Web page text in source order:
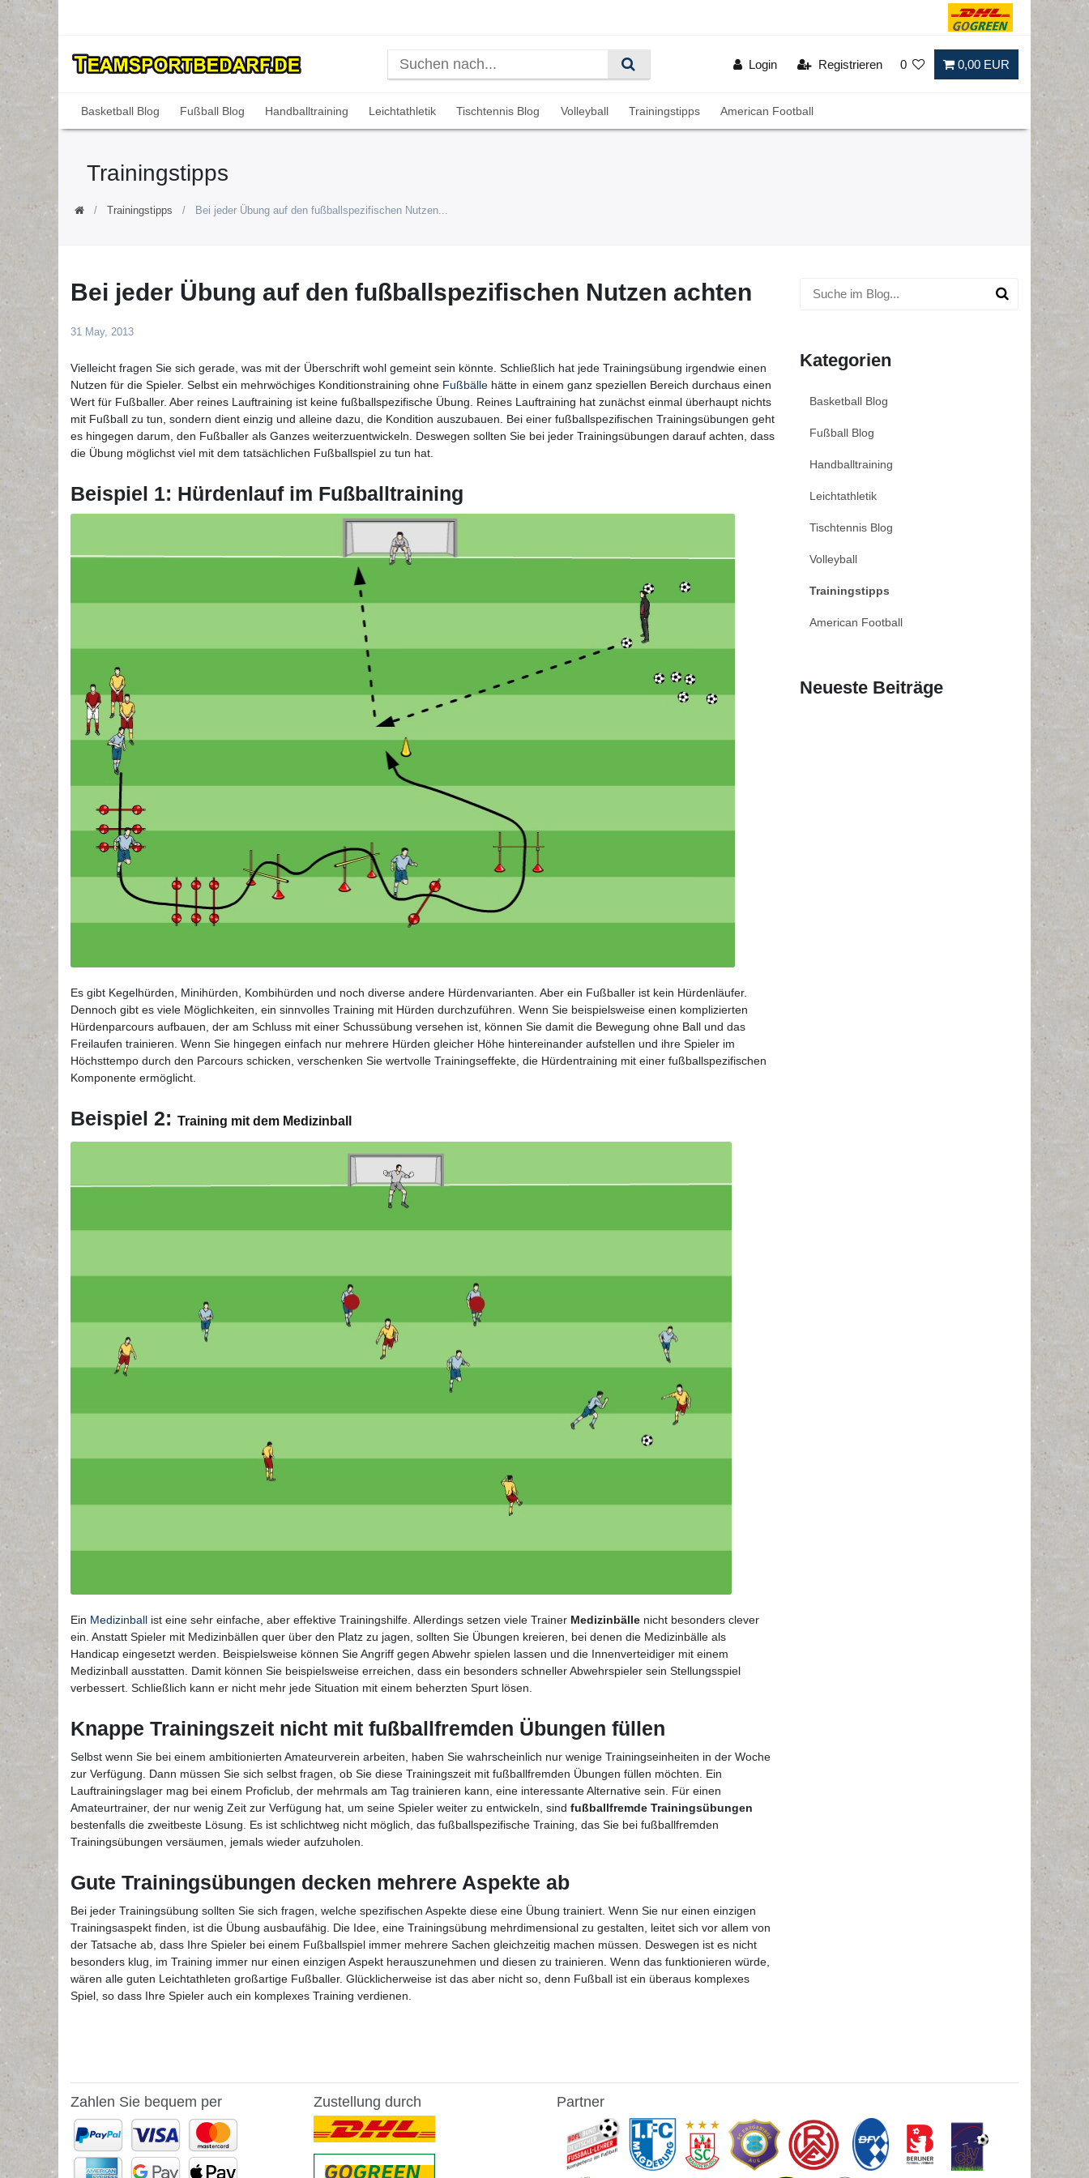
Login Registrieren 0 0,00 EUR
Basketball Blog Fußball Blog Handballtraining Leichtathletik Tischtennis Blog Volleyball Trainingstipps American Football
Trainingstipps
Trainingstipps Bei jeder Übung auf den fußballspezifischen Nutzen...
Bei jeder Übung auf den fußballspezifischen Nutzen achten
31 May, 2013
Vielleicht fragen Sie sich gerade, was mit der Überschrift wohl gemeint sein könnte. Schließlich hat jede Trainingsübung irgendwie einen
Nutzen für die Spieler. Selbst ein mehrwöchiges Konditionstraining ohne Fußbälle hätte in einem ganz speziellen Bereich durchaus einen
Wert für Fußballer. Aber reines Lauftraining ist keine fußballspezifische Übung. Reines Lauftraining hat zunächst einmal überhaupt nichts
mit Fußball zu tun, sondern dient einzig und alleine dazu, die Kondition auszubauen. Bei einer fußballspezifischen Trainingsübungen geht
es hingegen darum, den Fußballer als Ganzes weiterzuentwickeln. Deswegen sollten Sie bei jeder Trainingsübungen darauf achten, dass
die Übung möglichst viel mit dem tatsächlichen Fußballspiel zu tun hat.
Beispiel 1: Hürdenlauf im Fußballtraining
Es gibt Kegelhürden, Minihürden, Kombihürden und noch diverse andere Hürdenvarianten. Aber ein Fußballer ist kein Hürdenläufer.
Dennoch gibt es viele Möglichkeiten, ein sinnvolles Training mit Hürden durchzuführen. Wenn Sie beispielsweise einen komplizierten
Hürdenparcours aufbauen, der am Schluss mit einer Schussübung versehen ist, können Sie damit die Bewegung ohne Ball und das
Freilaufen trainieren. Wenn Sie hingegen einfach nur mehrere Hürden gleicher Höhe hintereinander aufstellen und ihre Spieler im
Höchsttempo durch den Parcours schicken, verschenken Sie wertvolle Trainingseffekte, die Hürdentraining mit einer fußballspezifischen
Komponente ermöglicht.
Beispiel 2: Training mit dem Medizinball
Ein Medizinball ist eine sehr einfache, aber effektive Trainingshilfe. Allerdings setzen viele Trainer Medizinbälle nicht besonders clever
ein. Anstatt Spieler mit Medizinbällen quer über den Platz zu jagen, sollten Sie Übungen kreieren, bei denen die Medizinbälle als
Handicap eingesetzt werden. Beispielsweise können Sie Angriff gegen Abwehr spielen lassen und die Innenverteidiger mit einem
Medizinball ausstatten. Damit können Sie beispielsweise erreichen, dass ein besonders schneller Abwehrspieler sein Stellungsspiel
verbessert. Schließlich kann er nicht mehr jede Situation mit einem beherzten Spurt lösen.
Knappe Trainingszeit nicht mit fußballfremden Übungen füllen
Selbst wenn Sie bei einem ambitionierten Amateurverein arbeiten, haben Sie wahrscheinlich nur wenige Trainingseinheiten in der Woche
zur Verfügung. Dann müssen Sie sich selbst fragen, ob Sie diese Trainingszeit mit fußballfremden Übungen füllen möchten. Ein
Lauftrainingslager mag bei einem Proficlub, der mehrmals am Tag trainieren kann, eine interessante Alternative sein. Für einen
Amateurtrainer, der nur wenig Zeit zur Verfügung hat, um seine Spieler weiter zu entwickeln, sind fußballfremde Trainingsübungen
bestenfalls die zweitbeste Lösung. Es ist schlichtweg nicht möglich, das fußballspezifische Training, das Sie bei fußballfremden
Trainingsübungen versäumen, jemals wieder aufzuholen.
Gute Trainingsübungen decken mehrere Aspekte ab
Bei jeder Trainingsübung sollten Sie sich fragen, welche spezifischen Aspekte diese eine Übung trainiert. Wenn Sie nur einen einzigen
Trainingsaspekt finden, ist die Übung ausbaufähig. Die Idee, eine Trainingsübung mehrdimensional zu gestalten, leitet sich vor allem von
der Tatsache ab, dass Ihre Spieler bei einem Fußballspiel immer mehrere Sachen gleichzeitig machen müssen. Deswegen ist es nicht
besonders klug, im Training immer nur einen einzigen Aspekt herauszunehmen und diesen zu trainieren. Wenn das funktionieren würde,
wären alle guten Leichtathleten großartige Fußballer. Glücklicherweise ist das aber nicht so, denn Fußball ist ein überaus komplexes
Spiel, so dass Ihre Spieler auch ein komplexes Training verdienen.
Kategorien
Basketball Blog
Fußball Blog
Handballtraining
Leichtathletik
Tischtennis Blog
Volleyball
Trainingstipps
American Football
Neueste Beiträge
Zahlen Sie bequem per Zustellung durch Partner